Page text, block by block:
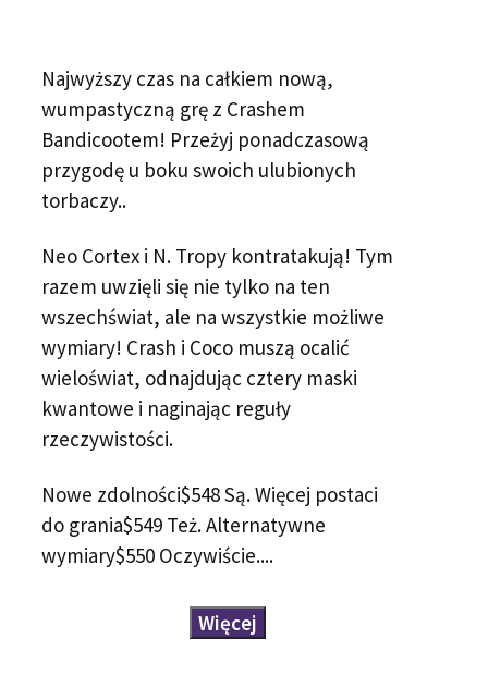
Najwyższy czas na całkiem nową,
wumpastyczną grę z Crashem
Bandicootem! Przeżyj ponadczasową
przygodę u boku swoich ulubionych
torbaczy..
Neo Cortex i N. Tropy kontratakują! Tym
razem uwzięli się nie tylko na ten
wszechświat, ale na wszystkie możliwe
wymiary! Crash i Coco muszą ocalić
wieloświat, odnajdując cztery maski
kwantowe i naginając reguły
rzeczywistości.
Nowe zdolności$548 Są. Więcej postaci
do grania$549 Też. Alternatywne
wymiary$550 Oczywiście....
Więcej